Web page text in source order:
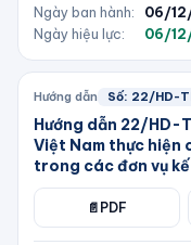
Ngày ban hành:
06/
Ngày hiệu lực:
06/
Hướng dẫn Số: 22/HD-
Hướng dẫn 22/HD-
Việt Nam thực hiện
trong các đơn vụ
📄 PDF